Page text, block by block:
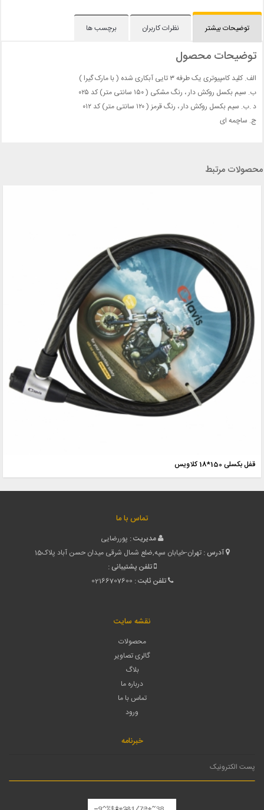
توضیحات بیشتر نظرات کاربران برچسب ها
توضیحات محصول
الف. کلید کامپیوتری یک طرفه ۳ تایی آبکاری شده ( با مارک گیرا )
ب. سیم بکسل روکش دار ، رنگ مشکی ( ۱۵۰ سانتی متر) کد ۰۲۵
د .ب. سیم بکسل روکش دار ، رنگ قرمز ( ۱۲۰ سانتی متر) کد ۰۱۲
ج. ساچمه ای
محصولات مرتبط
قفل بکسلی 150*18 کلاویس
تماس با ما
مدیریت : پوررضایی
آدرس : تهران-خیابان سپه,ضلع شمال شرقی میدان حسن آباد پلاک15
تلفن پشتیبانی :
تلفن ثابت : 02166707600
نقشه سایت
محصولات
گالری تصاویر
بلاگ
درباره ما
تماس با ما
ورود
خبرنامه